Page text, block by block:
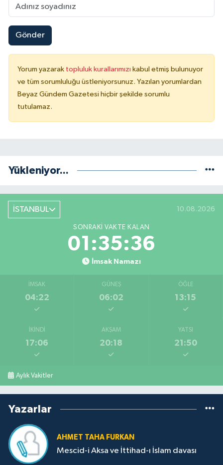
Gönder
Yorum yazarak topluluk kurallarımızı kabul etmiş bulunuyor
ve tüm sorumluluğu üstleniyorsunuz. Yazılan yorumlardan
Beyaz Gündem Gazetesi hiçbir şekilde sorumlu
tutulamaz.
Yükleniyor...
İSTANBUL 10.08.2026
SONRAKI VAKTE KALAN
01:35:36
İmsak Namazı
İMSAK
04:22
GÜNEŞ
06:02
ÖĞLE
13:15
İKINDI
17:06
AKŞAM
20:18
YATSI
21:50
Aylık Vakitler
Yazarlar
AHMET TAHA FURKAN
Mescid-i Aksa ve İttihad-ı İslam davası